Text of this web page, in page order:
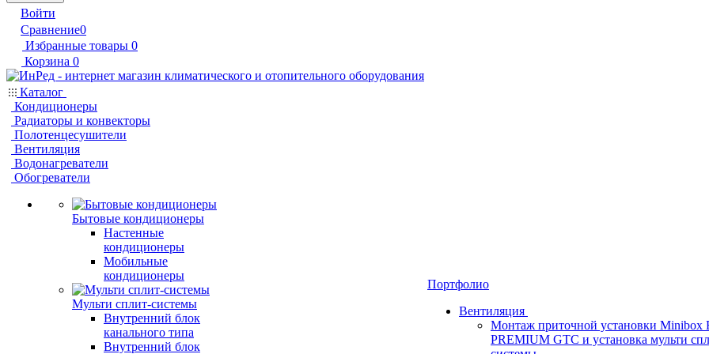
Войти
Сравнение0
Избранные товары 0
Корзина 0
Каталог
Кондиционеры
Радиаторы и конвекторы
Полотенцесушители
Вентиляция
Водонагреватели
Обогреватели
Бытовые кондиционеры
Настенные
кондиционеры
Мобильные
кондиционеры
Мульти сплит-системы
Внутренний блок
канального типа
Внутренний блок
Портфолио
Вентиляция
Монтаж приточной установки Minibox
PREMIUM GTC и установка мульти